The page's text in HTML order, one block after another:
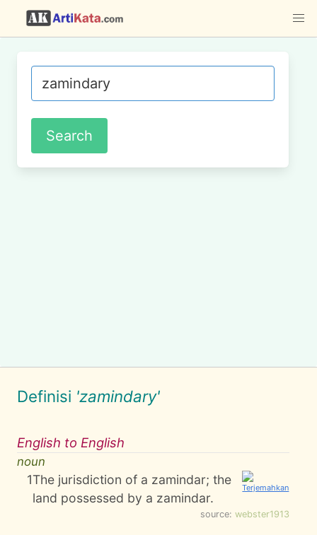
Definisi 'zamindary'
English to English
noun
1The jurisdiction of a zamindar; the
land possessed by a zamindar.
source: webster1913